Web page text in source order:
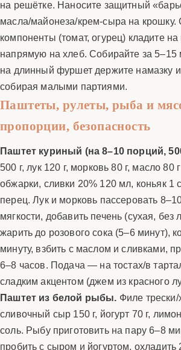
на решётке. Наносите защитный
масла/майонеза/крем-сыра на
компоненты (томат, огурец) кладите
напрямую на хлеб. Собирайте за 5–15
на длинный фуршет держите намазку
собирая малыми партиями.
Паштеты, рулеты, рыба и
пропорции, безопасность
Паштет куриный (на 8–10 порций,
500 г, лук 120 г, морковь 80 г, масло 80
обжарки, сливки 20% 120 мл, коньяк 1
перец. Лук и морковь пассеровать
мягкости, добавить печень (сухая, без
жарить до розового сока (5–6 минут),
минуту, взбить с маслом и сливками,
6–8 часов. Подача — на тостах/в
сладким акцентом (джем из красного
Паштет из белой рыбы. Филе трески/
сливочный сыр 150 г, йогурт 70 г,
соль. Рыбу приготовить на пару 6–8
пробить с сыром и йогуртом,